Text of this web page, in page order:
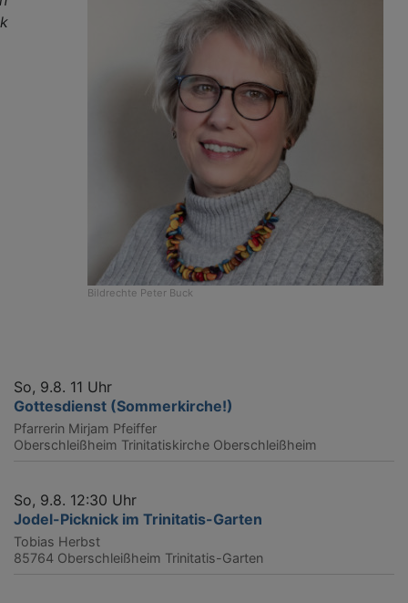
Bildrechte Peter Buck
So, 9.8. 11 Uhr
Gottesdienst (Sommerkirche!)
Pfarrerin Mirjam Pfeiffer
Oberschleißheim Trinitatiskirche Oberschleißheim
So, 9.8. 12:30 Uhr
Jodel-Picknick im Trinitatis-Garten
Tobias Herbst
85764 Oberschleißheim Trinitatis-Garten